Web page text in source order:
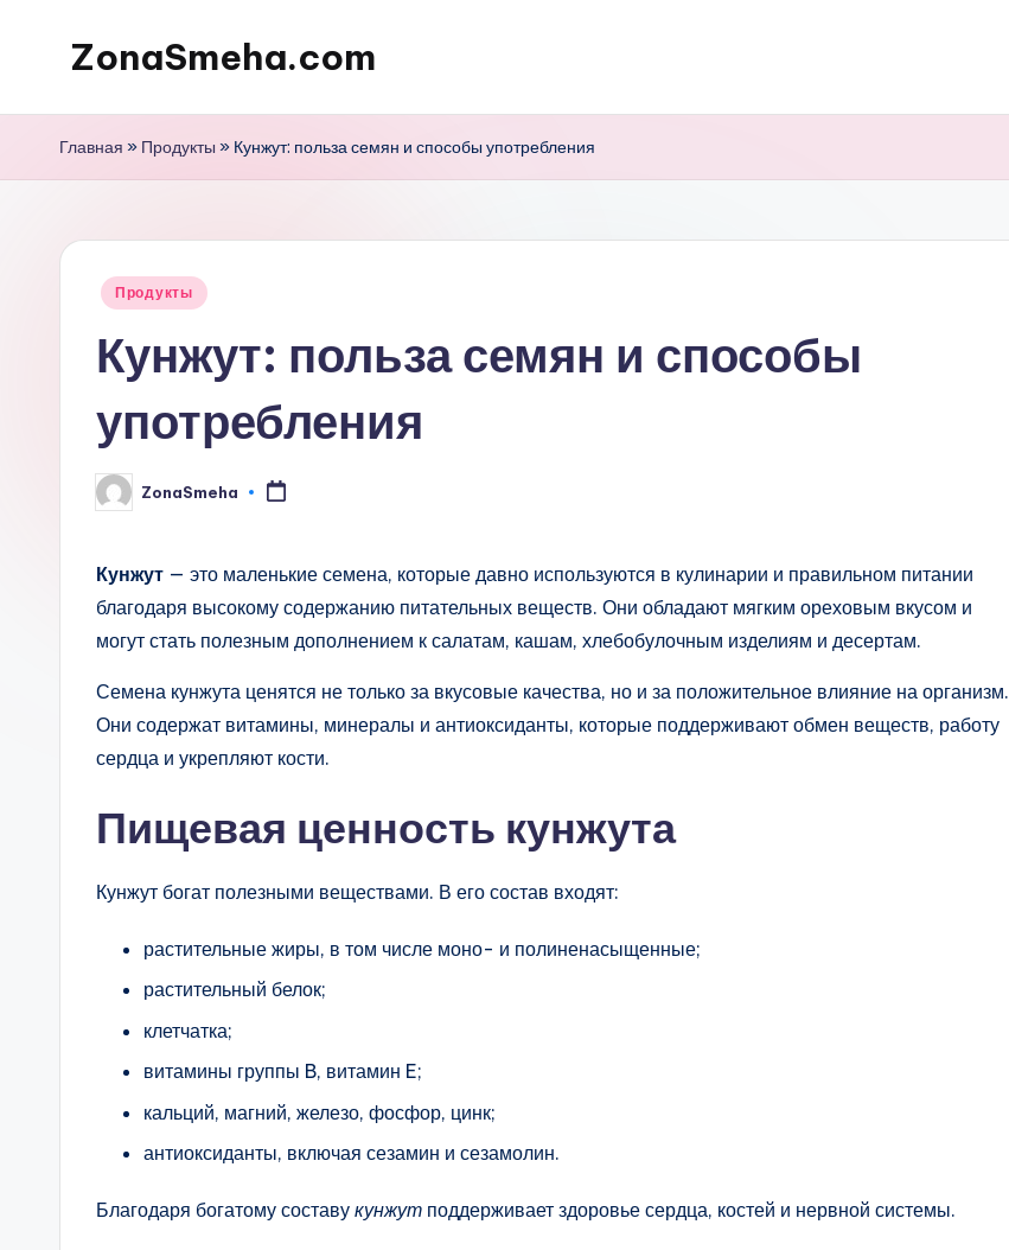
ПерейтиZonaSmeha.com
Главная » Продукты » Кунжут: польза семян и способы употребления
Опубликовано
Продукты
Кунжут: польза семян и способы
употребления
Запись
от
ZonaSmeha
Кунжут — это маленькие семена, которые давно используются в кулинарии и правильном питании
благодаря высокому содержанию питательных веществ. Они обладают мягким ореховым вкусом и
могут стать полезным дополнением к салатам, кашам, хлебобулочным изделиям и десертам.
Семена кунжута ценятся не только за вкусовые качества, но и за положительное влияние на организм.
Они содержат витамины, минералы и антиоксиданты, которые поддерживают обмен веществ, работу
сердца и укрепляют кости.
Пищевая ценность кунжута
Кунжут богат полезными веществами. В его состав входят:
растительные жиры, в том числе моно- и полиненасыщенные;
растительный белок;
клетчатка;
витамины группы B, витамин E;
кальций, магний, железо, фосфор, цинк;
антиоксиданты, включая сезамин и сезамолин.
Благодаря богатому составу кунжут поддерживает здоровье сердца, костей и нервной системы.